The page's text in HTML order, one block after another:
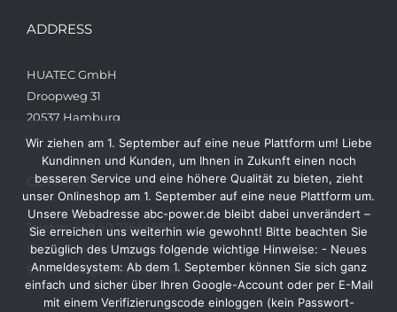
ADDRESS
HUATEC GmbH
Droopweg 31
20537 Hamburg
CONTACT
Telefon: +49 40 236448822
Web: www.abc-power.de
Email: info@abc-power.de
Wir ziehen am 1. September auf eine neue Plattform um! Liebe
Kundinnen und Kunden, um Ihnen in Zukunft einen noch
besseren Service und eine höhere Qualität zu bieten, zieht
unser Onlineshop am 1. September auf eine neue Plattform um.
Unsere Webadresse abc-power.de bleibt dabei unverändert –
Sie erreichen uns weiterhin wie gewohnt! Bitte beachten Sie
bezüglich des Umzugs folgende wichtige Hinweise: - Neues
Anmeldesystem: Ab dem 1. September können Sie sich ganz
einfach und sicher über Ihren Google-Account oder per E-Mail
mit einem Verifizierungscode einloggen (kein Passwort-